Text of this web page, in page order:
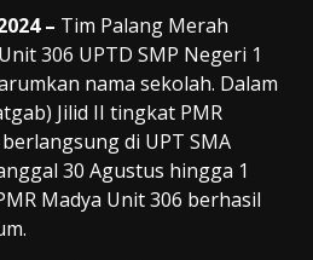
– Tim Palang Merah
306 UPTD SMP Negeri 1
nama sekolah. Dalam
Jilid II tingkat PMR
di UPT SMA
30 Agustus hingga 1
Madya Unit 306 berhasil